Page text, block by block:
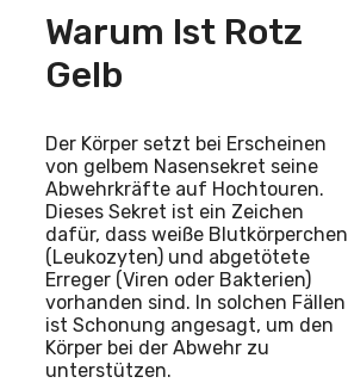
Warum Ist Rotz
Gelb
Der Körper setzt bei Erscheinen
von gelbem Nasensekret seine
Abwehrkräfte auf Hochtouren.
Dieses Sekret ist ein Zeichen
dafür, dass weiße Blutkörperchen
(Leukozyten) und abgetötete
Erreger (Viren oder Bakterien)
vorhanden sind. In solchen Fällen
ist Schonung angesagt, um den
Körper bei der Abwehr zu
unterstützen.